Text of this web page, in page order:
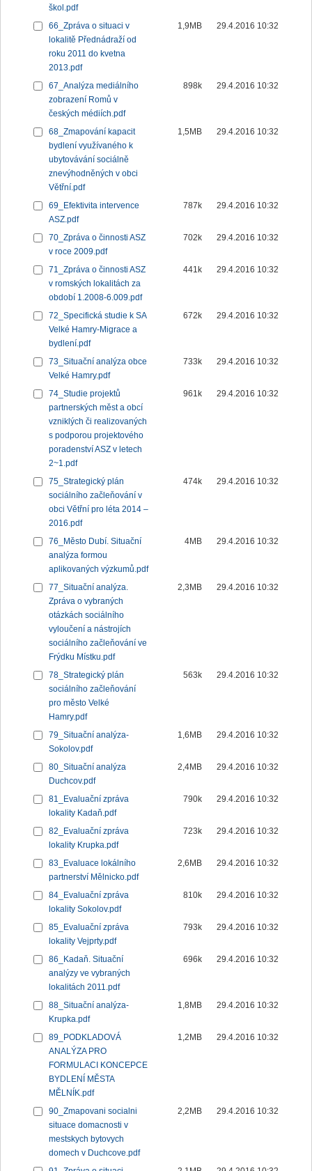
škol.pdf
66_Zpráva o situaci v
lokalitě Přednádraží od
roku 2011 do kvetna
2013.pdf
1,9MB 29.4.2016 10:32
67_Analýza mediálního
zobrazení Romů v
českých médiích.pdf
898k 29.4.2016 10:32
68_Zmapování kapacit
bydlení využívaného k
ubytovávání sociálně
znevýhodněných v obci
Větřní.pdf
1,5MB 29.4.2016 10:32
69_Efektivita intervence
ASZ.pdf
787k 29.4.2016 10:32
70_Zpráva o činnosti ASZ
v roce 2009.pdf
702k 29.4.2016 10:32
71_Zpráva o činnosti ASZ
v romských lokalitách za
období 1.2008-6.009.pdf
441k 29.4.2016 10:32
72_Specifická studie k SA
Velké Hamry-Migrace a
bydlení.pdf
672k 29.4.2016 10:32
73_Situační analýza obce
Velké Hamry.pdf
733k 29.4.2016 10:32
74_Studie projektů
partnerských měst a obcí
vzniklých či realizovaných
s podporou projektového
poradenství ASZ v letech
2~1.pdf
961k 29.4.2016 10:32
75_Strategický plán
sociálního začleňování v
obci Větřní pro léta 2014 –
2016.pdf
474k 29.4.2016 10:32
76_Město Dubí. Situační
analýza formou
aplikovaných výzkumů.pdf
4MB 29.4.2016 10:32
77_Situační analýza.
Zpráva o vybraných
otázkách sociálního
vyloučení a nástrojích
sociálního začleňování ve
Frýdku Místku.pdf
2,3MB 29.4.2016 10:32
78_Strategický plán
sociálního začleňování
pro město Velké
Hamry.pdf
563k 29.4.2016 10:32
79_Situační analýza-
Sokolov.pdf
1,6MB 29.4.2016 10:32
80_Situační analýza
Duchcov.pdf
2,4MB 29.4.2016 10:32
81_Evaluační zpráva
lokality Kadaň.pdf
790k 29.4.2016 10:32
82_Evaluační zpráva
lokality Krupka.pdf
723k 29.4.2016 10:32
83_Evaluace lokálního
partnerství Mělnicko.pdf
2,6MB 29.4.2016 10:32
84_Evaluační zpráva
lokality Sokolov.pdf
810k 29.4.2016 10:32
85_Evaluační zpráva
lokality Vejprty.pdf
793k 29.4.2016 10:32
86_Kadaň. Situační
analýzy ve vybraných
lokalitách 2011.pdf
696k 29.4.2016 10:32
88_Situační analýza-
Krupka.pdf
1,8MB 29.4.2016 10:32
89_PODKLADOVÁ
ANALÝZA PRO
FORMULACI KONCEPCE
BYDLENÍ MĚSTA
MĚLNÍK.pdf
1,2MB 29.4.2016 10:32
90_Zmapovani socialni
situace domacnosti v
mestskych bytovych
domech v Duchcove.pdf
2,2MB 29.4.2016 10:32